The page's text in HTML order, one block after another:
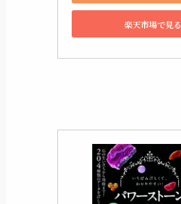
楽天市場で見る